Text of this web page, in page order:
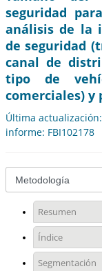
seguridad
análisis de la
de seguridad
canal de
tipo de
comerciales) y
Última
informe: FBI102178
Resumen
Índice
Segmentación